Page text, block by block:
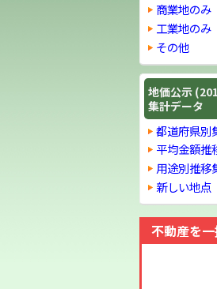
商業地のみ
工業地のみ
その他
地価公示
集計データ
都道府県別
平均金額推
用途別推移
新しい地点
不動産を